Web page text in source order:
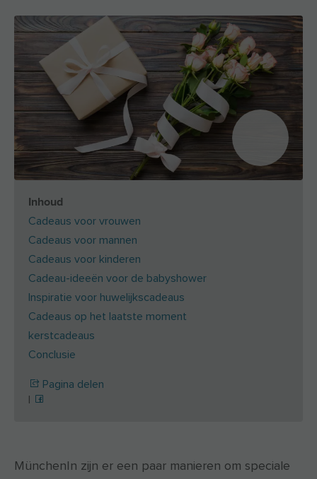
Inhoud
Cadeaus voor vrouwen
Cadeaus voor mannen
Cadeaus voor kinderen
Cadeau-ideeën voor de babyshower
Inspiratie voor huwelijkscadeaus
Cadeaus op het laatste moment
kerstcadeaus
Conclusie
Pagina delen
MünchenIn zijn er een paar manieren om speciale